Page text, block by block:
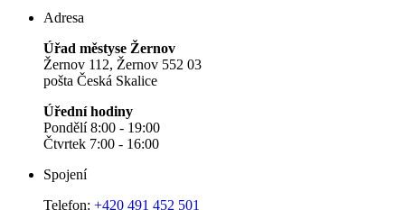
Adresa
Úřad městyse Žernov
Žernov 112, Žernov 552 03
pošta Česká Skalice
Úřední hodiny
Pondělí 8:00 - 19:00
Čtvrtek 7:00 - 16:00
Spojení
Telefon: +420 491 452 501